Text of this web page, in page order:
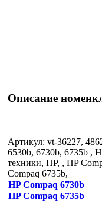
Описание
Артикул: vt-36227,
6530b, 6730b, 6735b ,
техники, HP, , HP
Compaq 6735b,
HP Compaq 6730b
HP Compaq 6735b